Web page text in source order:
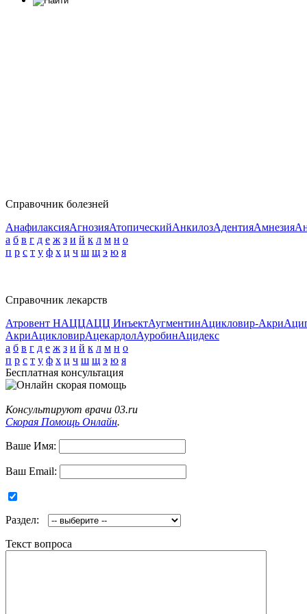
Справочник болезней
АнафилаксияАгнозияАтопическийАнкилозАдентияАмнезия
а б в г д е ж з и й к л м н о
п р с т у ф х ц ч ш щ э ю я
Справочник лекарств
Атровент НАЦЦАЦЦ ИнъектАугментинАцикловир-Акри
АкриАцикловирАцекардолАуробинАцидекс
а б в г д е ж з и й к л м н о
п р с т у ф х ц ч ш щ э ю я
Бесплатная консультация
Консультируют врачи 03.ru
Скорая Помощь Онлайн.
Ваше Имя:
Ваш Email:
Раздел:
Текст вопроса